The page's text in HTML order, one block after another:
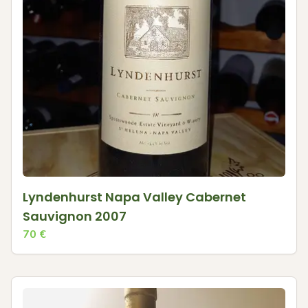
Lyndenhurst Napa Valley Cabernet
Sauvignon 2007
70 €